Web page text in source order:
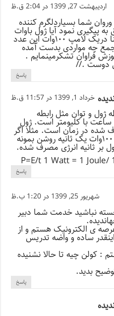
اردیبهشت 27, 1399 در 2:04 ق.ظ
شما بسیاردلگرم کننده
پیگیری نمود آیا ژول باوات
یکسان است ضمنا دریک لامپ ۱۰۰وات این عدد
چه مواردی بدست آمده
فراوان تشکرمینمایم .
دوست .//
پاسخ
خرداد 1, 1399 در 11:57 ق.ظ
ژول و توان مثل رابطه
ساعت با کلیومتر است. ژول
شده در زمان است. مثلا اگر
یک لامپ ۱۰۰وات یک ثانیه روشن بمونه
P=E/t 1 Watt = 1 Joule/
پاسخ
شهریور 25, 1399 در 1:20 ب.ظ
نباشید خدمت شما دبیر
عرصه ی الکترونیک هستم و از
ساده و واضه تدریس
: کولن چیه تا حالا نشنیده
بدید.
پاسخ